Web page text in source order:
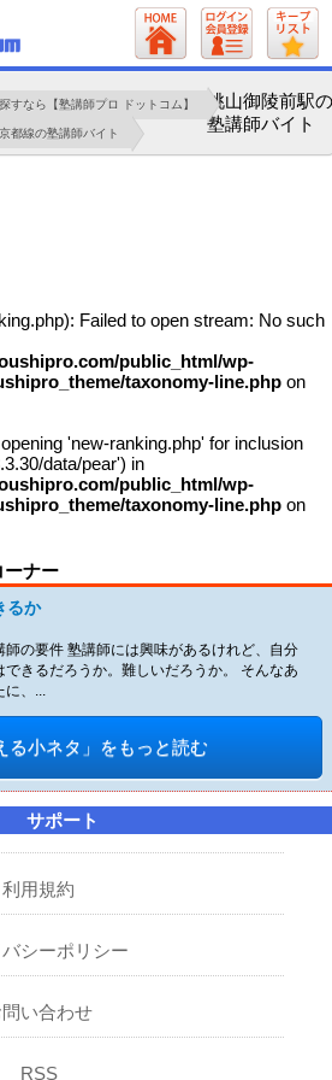
すなら【塾講師プロ ドットコム】
都線の塾講師バイト
桃山御陵前駅の
塾講師バイト
Failed to open stream: No such
public_html/wp-
taxonomy-line.php on
'new-ranking.php' for inclusion
data/pear') in
public_html/wp-
taxonomy-line.php on
ーナー
るか
師の要件 塾講師には興味があるけれど、自分
できるだろうか。難しいだろうか。 そんなあ
、...
る小ネタ」をもっと読む
サポート
利用規約
シーポリシー
問い合わせ
RSS